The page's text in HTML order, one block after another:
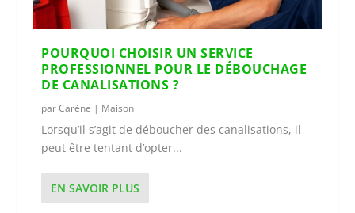
POURQUOI CHOISIR UN SERVICE
PROFESSIONNEL POUR LE DÉBOUCHAGE
DE CANALISATIONS ?
parCarène | Maison
Lorsqu’il s’agit de déboucher des canalisations, il
peut être tentant d’opter...
EN SAVOIR PLUS